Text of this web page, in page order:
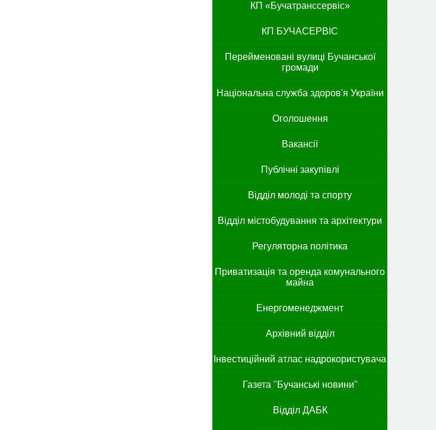
КП «Бучатранссервіс»
КП БУЧАСЕРВІС
Перейменовані вулиці Бучанської
громади
Національна служба здоров'я України
Оголошення
Вакансії
Публічні закупівлі
Відділ молоді та спорту
Відділ містобудування та архітектури
Регуляторна політика
Приватизація та оренда комунального
майна
Енергоменеджмент
Архівний відділ
Інвестиційний атлас надрокористувача
Газета "Бучанські новини"
Відділ ДАБК